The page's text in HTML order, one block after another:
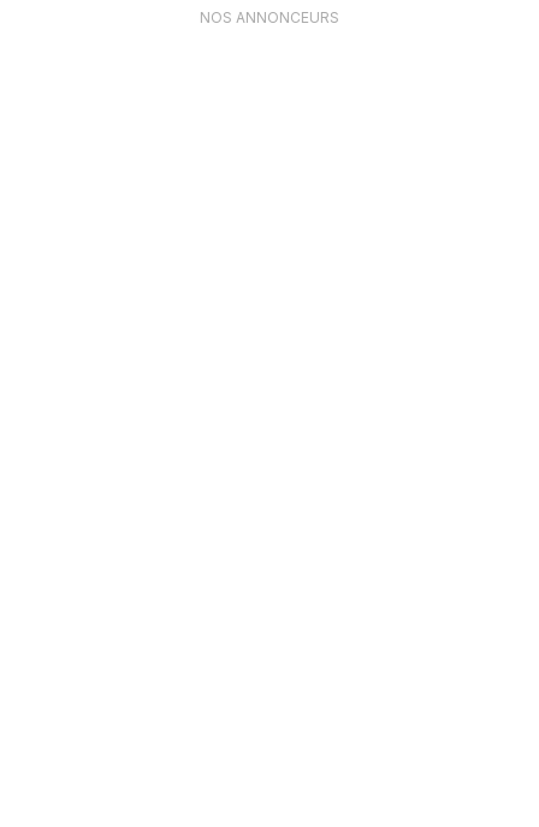
NOS ANNONCEURS